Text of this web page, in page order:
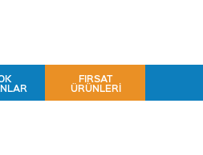
FIRSAT
ÜRÜNLERI